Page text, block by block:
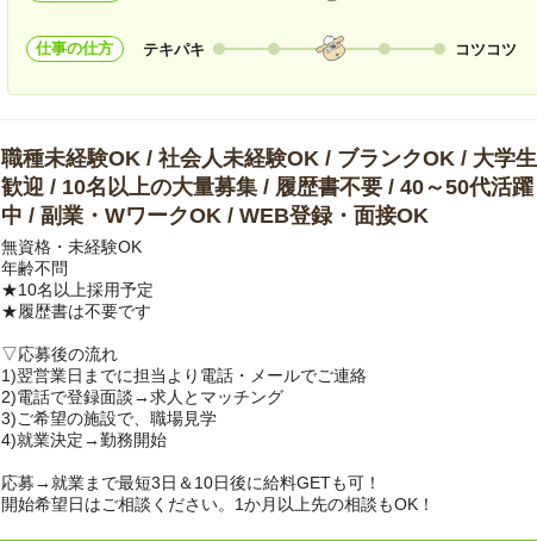
仕事の仕方 テキパキ コツコツ
職種未経験OK / 社会人未経験OK / ブランクOK / 大学生
歓迎 / 10名以上の大量募集 / 履歴書不要 / 40～50代活躍
中 / 副業・WワークOK / WEB登録・面接OK
無資格・未経験OK
年齢不問
★10名以上採用予定
★履歴書は不要です
▽応募後の流れ
1)翌営業日までに担当より電話・メールでご連絡
2)電話で登録面談→求人とマッチング
3)ご希望の施設で、職場見学
4)就業決定→勤務開始
応募→就業まで最短3日＆10日後に給料GETも可！
開始希望日はご相談ください。1か月以上先の相談もOK！